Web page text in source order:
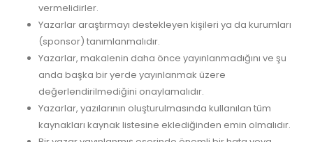
vermelidirler.
Yazarlar araştırmayı destekleyen kişileri ya da kurumları
(sponsor) tanımlanmalıdır.
Yazarlar, makalenin daha önce yayınlanmadığını ve şu
anda başka bir yerde yayınlanmak üzere
değerlendirilmediğini onaylamalıdır.
Yazarlar, yazılarının oluşturulmasında kullanılan tüm
kaynakları kaynak listesine eklediğinden emin olmalıdır.